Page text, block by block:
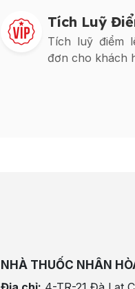
Tích Luỹ
Tích luỹ điểm
đơn cho khách
NHÀ THUỐC NHÂN